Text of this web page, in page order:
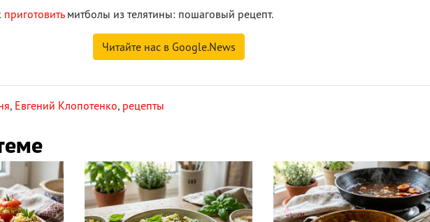
приготовитьмитболы из телятины: пошаговый рецепт.
Читайте нас в Google.News
, Евгений Клопотенко, рецепты